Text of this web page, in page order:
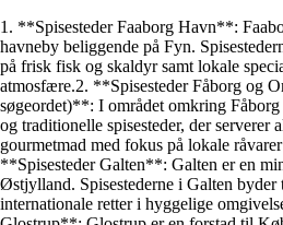
1. **Spisesteder Faaborg Havn**:
havneby beliggende på Fyn.
på frisk fisk og skaldyr samt lokale
atmosfære.2. **Spisesteder Fåborg og
søgeordet)**: I området omkring
og traditionelle spisesteder, der serverer
gourmetmad med fokus på lokale
**Spisesteder Galten**: Galten er en
Østjylland. Spisestederne i Galten byder
internationale retter i hyggelige